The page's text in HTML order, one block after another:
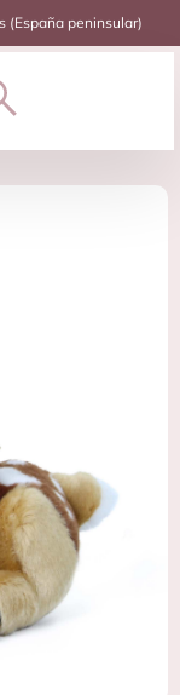
(España peninsular)